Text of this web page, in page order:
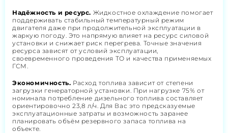
Надёжность и ресурс. Жидкостное охлаждение помогает
поддерживать стабильный температурный режим
двигателя даже при продолжительной эксплуатации в
жаркую погоду. Это напрямую влияет на ресурс силовой
установки и снижает риск перегрева. Точные значения
ресурса зависят от условий эксплуатации,
своевременного проведения ТО и качества применяемых
ГСМ.
Экономичность. Расход топлива зависит от степени
загрузки генераторной установки. При нагрузке 75% от
номинала потребление дизельного топлива составляет
ориентировочно 23,8 л/ч. Для Вас это предсказуемые
эксплуатационные затраты и возможность заранее
планировать объём резервного запаса топлива на
объекте.